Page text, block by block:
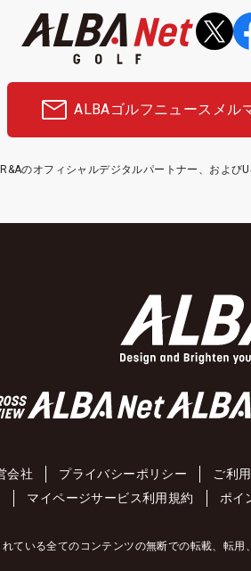
ALBAゴルフニュース メル
のオフィシャルデジタルパートナー、および
会社 プライバシーポリシー ご利
マイページサービス利用規約 ポイ
れている全てのコンテンツの無断での転載、転